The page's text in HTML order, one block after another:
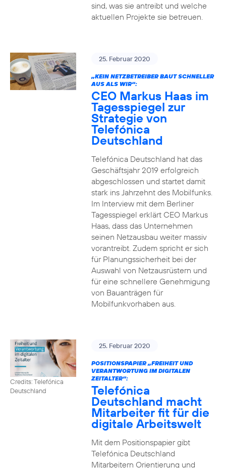
sind, was sie antreibt und welche
aktuellen Projekte sie betreuen.
25. Februar 2020
„KEIN NETZBETREIBER BAUT SCHNELLER
AUS ALS WIR“:
CEO Markus Haas im
Tagesspiegel zur
Strategie von
Telefónica
Deutschland
Telefónica Deutschland hat das
Geschäftsjahr 2019 erfolgreich
abgeschlossen und startet damit
stark ins Jahrzehnt des Mobilfunks.
Im Interview mit dem Berliner
Tagesspiegel erklärt CEO Markus
Haas, dass das Unternehmen
seinen Netzausbau weiter massiv
vorantreibt. Zudem spricht er sich
für Planungssicherheit bei der
Auswahl von Netzausrüstern und
für eine schnellere Genehmigung
von Bauanträgen für
Mobilfunkvorhaben aus.
Credits: Telefónica
Deutschland
25. Februar 2020
POSITIONSPAPIER „FREIHEIT UND
VERANTWORTUNG IM DIGITALEN
ZEITALTER“:
Telefónica
Deutschland macht
Mitarbeiter fit für die
digitale Arbeitswelt
Mit dem Positionspapier gibt
Telefónica Deutschland
Mitarbeitern Orientierung und